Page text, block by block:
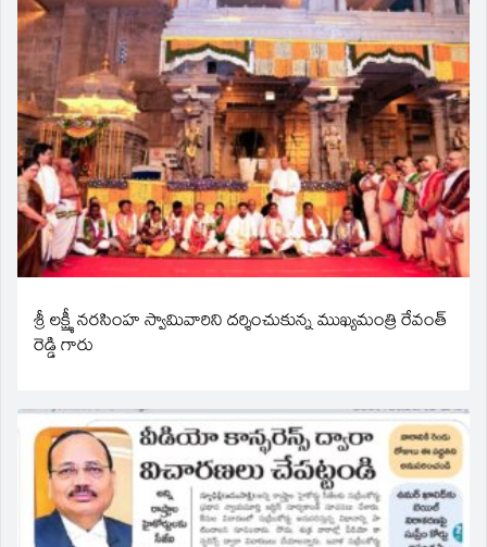
శ్రీ లక్ష్మీ నరసింహ స్వామివారిని దర్శించుకున్న ముఖ్యమంత్రి రేవంత్
రెడ్డి గారు